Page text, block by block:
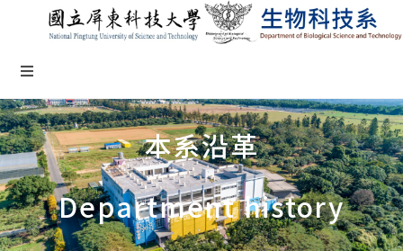
本系沿革
Department history